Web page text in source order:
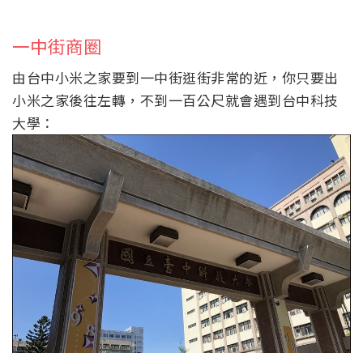
一中街商圈
由台中小米之家要到一中街逛街非常的近，你只要出
小米之家後往左轉，不到一百公尺就會遇到台中科技
大學：